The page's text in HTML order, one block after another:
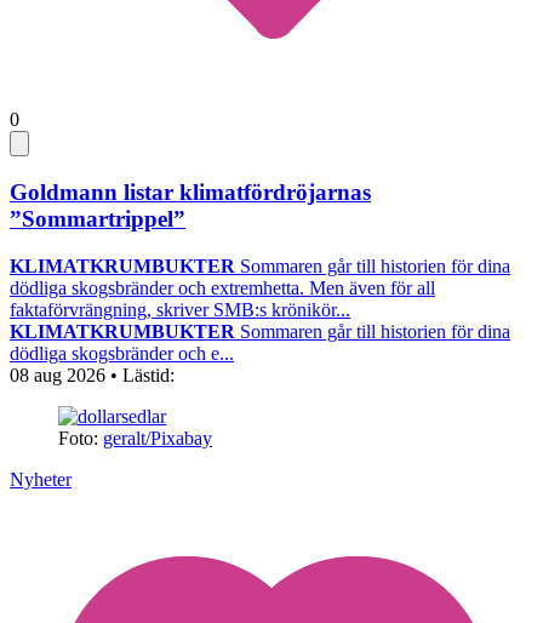
0
Goldmann listar klimatfördröjarnas
”Sommartrippel”
KLIMATKRUMBUKTER Sommaren går till historien för dina
dödliga skogsbränder och extremhetta. Men även för all
faktaförvrängning, skriver SMB:s krönikör...
KLIMATKRUMBUKTER Sommaren går till historien för dina
dödliga skogsbränder och e...
08 aug 2026 • Lästid:
Foto: geralt/Pixabay
Nyheter